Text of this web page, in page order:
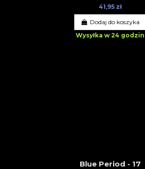
41,95 zł
Dodaj do koszyka
Wysyłka w 24 godzin
Blue Period - 17